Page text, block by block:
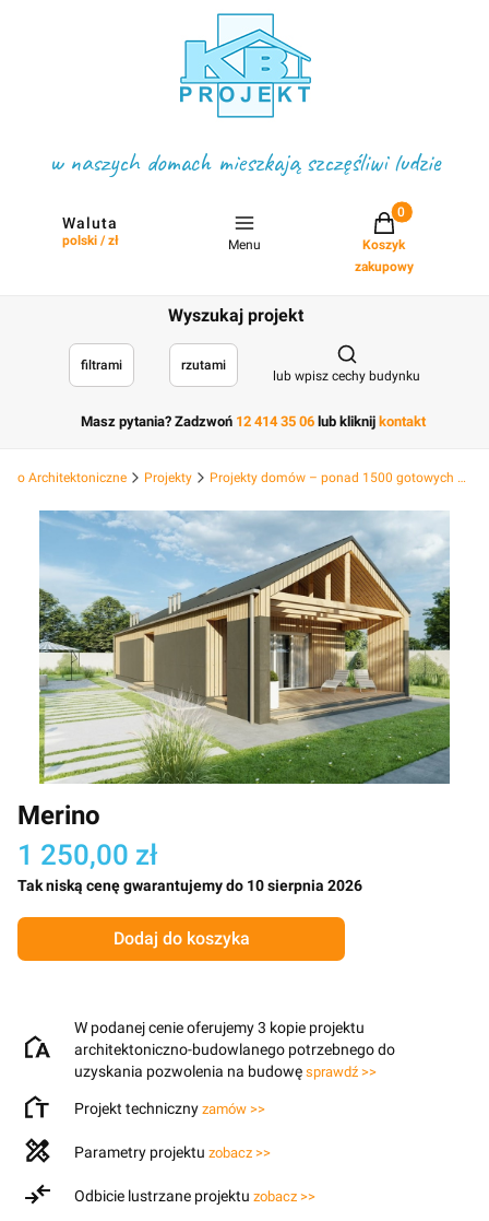
w naszych domach mieszkają szczęśliwi ludzie
Waluta
polski / zł Menu
Projekty w
Koszyk
zakupowy
Wyszukaj projekt
filtrami rzutami
Otwórz
lub wpisz cechy budynku
Masz pytania? Zadzwoń 12 414 35 06 lub kliknij kontakt
Architektoniczne Projekty Projekty domów – ponad 1500 gotowych projektów
Merino
1 250,00 zł
Tak niską cenę gwarantujemy do 10 sierpnia 2026
Dodaj do koszyka
W podanej cenie oferujemy 3 kopie projektu
architektoniczno-budowlanego potrzebnego do
uzyskania pozwolenia na budowę sprawdź >>
Projekt techniczny zamów >>
Parametry projektu zobacz >>
Odbicie lustrzane projektu zobacz >>